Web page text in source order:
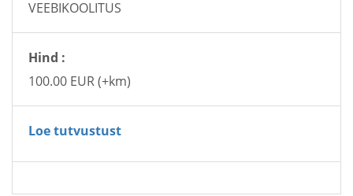
VEEBIKOOLITUS
Hind :
100.00 EUR (+km)
Loe tutvustust